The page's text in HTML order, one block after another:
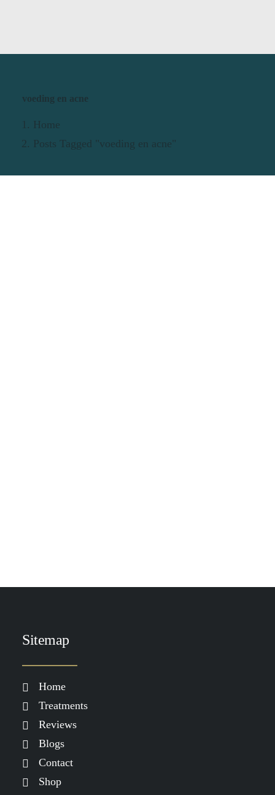
voeding en acne
Home
Posts Tagged "voeding en acne"
Sitemap
Home
Treatments
Reviews
Blogs
Contact
Shop